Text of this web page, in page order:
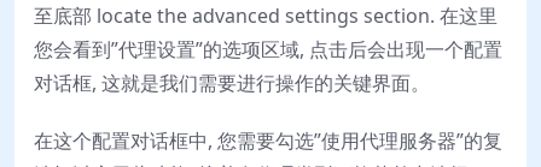
至底部 locate the advanced settings section. 在这里
您会看到”代理设置”的选项区域, 点击后会出现一个配置
对话框, 这就是我们需要进行操作的关键界面。
在这个配置对话框中, 您需要勾选”使用代理服务器”的复